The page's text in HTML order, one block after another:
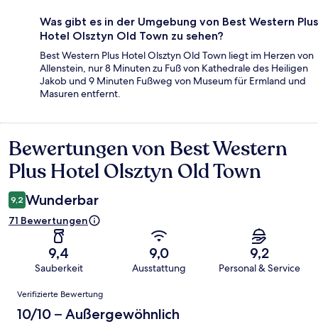
Was gibt es in der Umgebung von Best Western Plus
Hotel Olsztyn Old Town zu sehen?
Best Western Plus Hotel Olsztyn Old Town liegt im Herzen von
Allenstein, nur 8 Minuten zu Fuß von Kathedrale des Heiligen
Jakob und 9 Minuten Fußweg von Museum für Ermland und
Masuren entfernt.
Bewertungen
Bewertungen von Best Western
Plus Hotel Olsztyn Old Town
9,2 Wunderbar
71 Bewertungen
9,4
Sauberkeit
9,0
Ausstattung
9,2
Personal & Service
Bewertungen
Verifizierte Bewertung
10/10 – Außergewöhnlich